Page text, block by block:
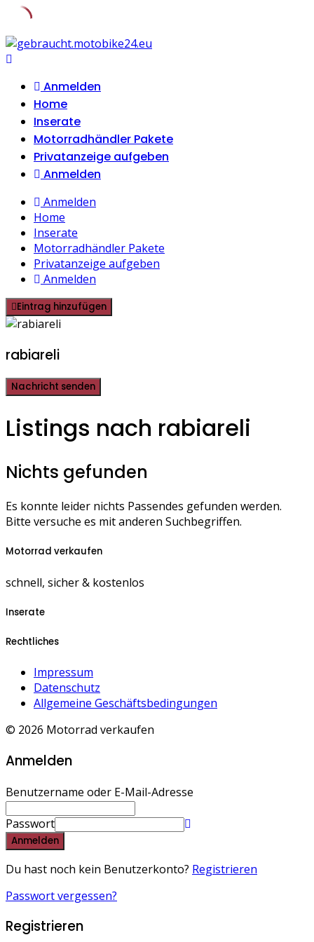
Skip
to
Anmelden
Home
Inserate
Motorradhändler Pakete
Privatanzeige aufgeben
Anmelden
Anmelden
Home
Inserate
Motorradhändler Pakete
Privatanzeige aufgeben
Anmelden
Eintrag hinzufügen
rabiareli
Nachricht senden
Listings nach rabiareli
Nichts gefunden
Es konnte leider nichts Passendes gefunden werden.
Bitte versuche es mit anderen Suchbegriffen.
Motorrad verkaufen
schnell, sicher & kostenlos
Inserate
Rechtliches
Impressum
Datenschutz
Allgemeine Geschäftsbedingungen
© 2026 Motorrad verkaufen
Anmelden
Benutzername oder E-Mail-Adresse
Passwort
Anmelden
Du hast noch kein Benutzerkonto? Registrieren
Passwort vergessen?
Registrieren